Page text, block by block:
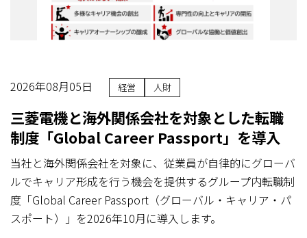
2026年08月05日 経営 人財
三菱電機と海外関係会社を対象とした転職
制度「Global Career Passport」を導入
当社と海外関係会社を対象に、従業員が自律的にグローバ
ルでキャリア形成を行う機会を提供するグループ内転職制
度「Global Career Passport（グローバル・キャリア・パ
スポート）」を2026年10月に導入します。